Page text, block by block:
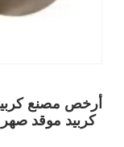
أرخص مصنع
كربيد موقد صهر